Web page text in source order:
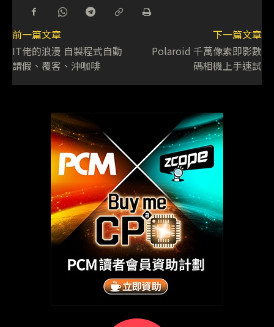
前一篇文章
IT佬的浪漫 自製程式自動
請假、覆客、沖咖啡
下一篇文章
Polaroid 千萬像素即影數
碼相機上手速試